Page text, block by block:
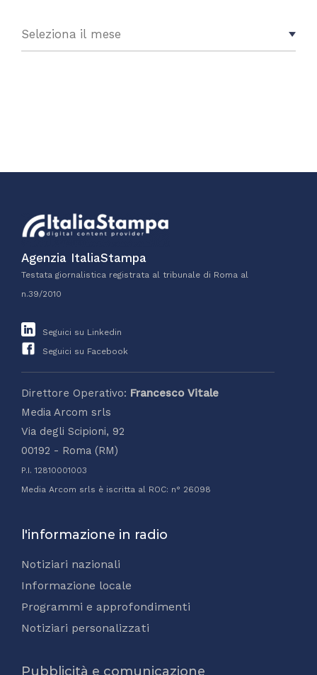
Agenzia ItaliaStampa
Testata giornalistica registrata al tribunale di Roma al
n.39/2010
Seguici su Linkedin
Seguici su Facebook
Direttore Operativo: Francesco Vitale
Media Arcom srls
Via degli Scipioni, 92
00192 - Roma (RM)
P.I. 12810001003
Media Arcom srls è iscritta al ROC: n° 26098
l'informazione in radio
Notiziari nazionali
Informazione locale
Programmi e approfondimenti
Notiziari personalizzati
Pubblicità e comunicazione